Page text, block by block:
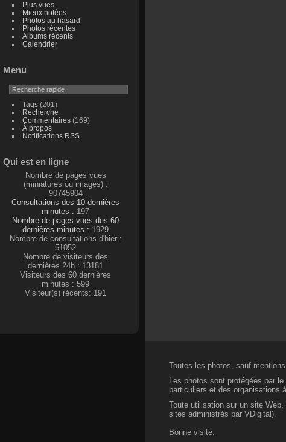
Plus vues
Mieux notées
Photos au hasard
Photos récentes
Albums récents
Calendrier
Menu
Tags(201)
Recherche
Commentaires(169)
À propos
Notifications RSS
Qui est en ligne
Nombre de pages vues
(miniatures ou images) :
90745904
Consultations des 10 dernières
minutes : 197
Nombre de pages vues des 60
dernières minutes : 1929
Nombre de consultations d'hier :
51052
Nombre de visiteurs des
dernières 24h : 13181
Visiteurs des 60 dernières
minutes : 599
Visiteur(s) récents: 191
Toutes les photos, sauf
Les photos sont protégées par
particuliers et des organisations
Toute utilisation sur un site Web,
sites administrés par VDigital).
Bonne visite.